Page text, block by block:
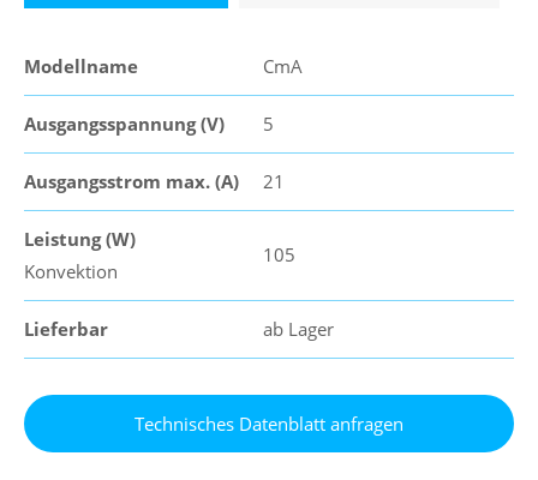
Modellname CmA
Ausgangsspannung (V) 5
Ausgangsstrom max. (A) 21
Leistung (W)
Konvektion
105
Lieferbar ab Lager